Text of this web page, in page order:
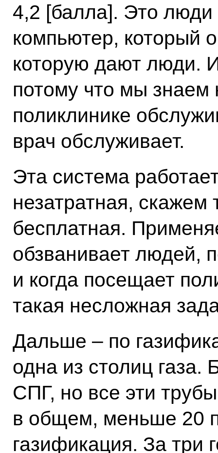
4,2 [балла]. Это люди
компьютер, который
которую дают люди.
потому что мы знаем
поликлинике
врач обслуживает.
Эта система
незатратная, скажем
бесплатная.
обзванивает людей,
и когда посещает
такая несложная
Дальше – по
одна из столиц газа.
СПГ, но все эти
в общем, меньше 20
газификация. За три